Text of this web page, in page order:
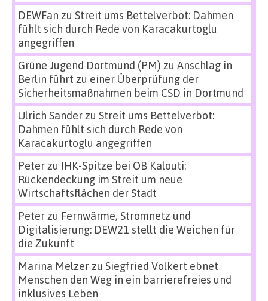
DEWFan zu Streit ums Bettelverbot: Dahmen
fühlt sich durch Rede von Karacakurtoglu
angegriffen
Grüne Jugend Dortmund (PM) zu Anschlag in
Berlin führt zu einer Überprüfung der
Sicherheitsmaßnahmen beim CSD in Dortmund
Ulrich Sanderzu Streit ums Bettelverbot:
Dahmen fühlt sich durch Rede von
Karacakurtoglu angegriffen
Peterzu IHK-Spitze bei OB Kalouti:
Rückendeckung im Streit um neue
Wirtschaftsflächen der Stadt
Peterzu Fernwärme, Stromnetz und
Digitalisierung: DEW21 stellt die Weichen für
die Zukunft
Marina Melzerzu Siegfried Volkert ebnet
Menschen den Weg in ein barrierefreies und
inklusives Leben